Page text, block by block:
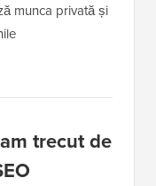
munca privată și
trecut de